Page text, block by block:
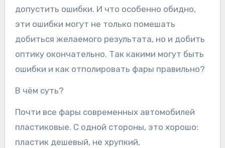
допустить ошибки. И что особенно обидно,
эти ошибки могут не только помешать
добиться желаемого результата, но и добить
оптику окончательно. Так какими могут быть
ошибки и как отполировать фары правильно?
В чём суть?
Почти все фары современных автомобилей
пластиковые. С одной стороны, это хорошо:
пластик дешевый, не хрупкий,